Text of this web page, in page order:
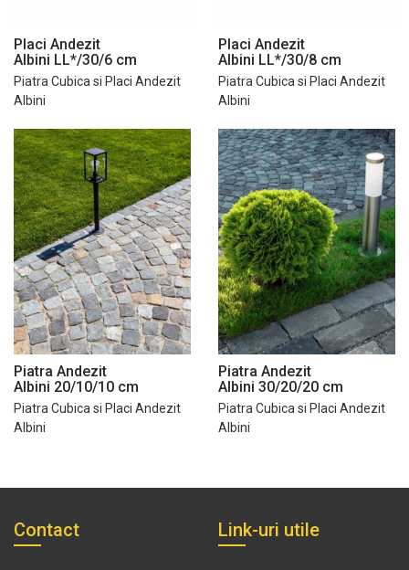
Placi Andezit
Albini LL*/30/6 cm
Piatra Cubica si Placi Andezit
Albini
Placi Andezit
Albini LL*/30/8 cm
Piatra Cubica si Placi Andezit
Albini
Piatra Andezit
Albini 20/10/10 cm
Piatra Cubica si Placi Andezit
Albini
Piatra Andezit
Albini 30/20/20 cm
Piatra Cubica si Placi Andezit
Albini
Contact Link-uri utile